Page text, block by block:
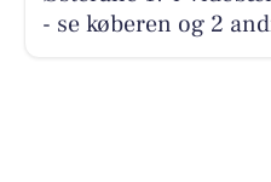
- se køberen og 2